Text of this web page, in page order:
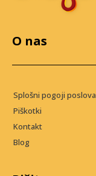
O nas
Splošni pogoji
Piškotki
Kontakt
Blog